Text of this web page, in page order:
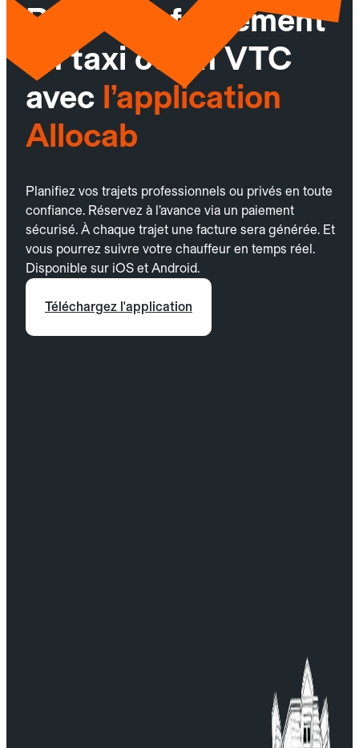
Réservez facilement
un taxi ou un VTC
avec l’application
Allocab
Planifiez vos trajets professionnels ou privés en toute
confiance. Réservez à l’avance via un paiement
sécurisé. À chaque trajet une facture sera générée. Et
vous pourrez suivre votre chauffeur en temps réel.
Disponible sur iOS et Android.
Téléchargez l'application